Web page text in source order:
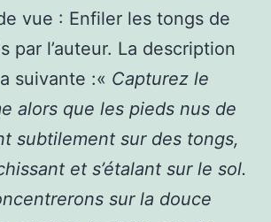
vue : Enfiler les tongs de
par l’auteur. La description
suivante :« Capturez le
alors que les pieds nus de
subtilement sur des tongs,
et s’étalant sur le sol.
sur la douce